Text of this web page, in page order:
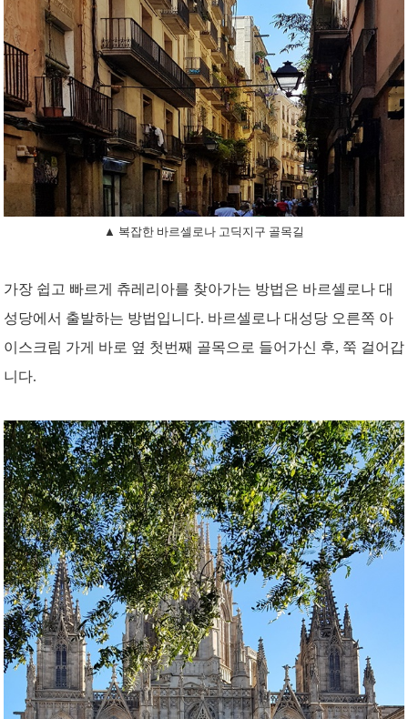
▲ 복잡한 바르셀로나 고딕지구 골목길
가장 쉽고 빠르게 츄레리아를 찾아가는 방법은 바르셀로나 대
성당에서 출발하는 방법입니다. 바르셀로나 대성당 오른쪽 아
이스크림 가게 바로 옆 첫번째 골목으로 들어가신 후, 쭉 걸어갑
니다.